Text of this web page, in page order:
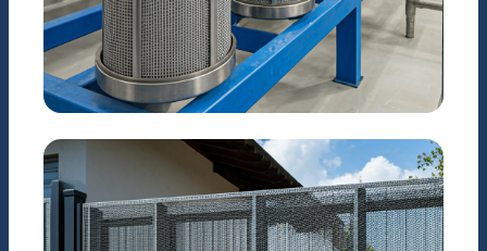
Hệ thống lọc nước & Hóa
chất